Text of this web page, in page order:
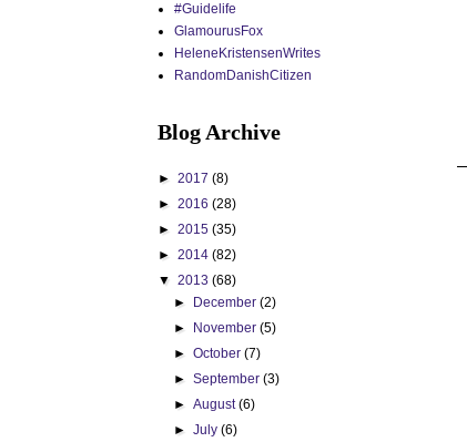
#Guidelife
GlamourusFox
HeleneKristensenWrites
RandomDanishCitizen
Blog Archive
► 2017 (8)
► 2016 (28)
► 2015 (35)
► 2014 (82)
▼ 2013 (68)
►
December(2)
►
November(5)
►October(7)
►September(3)
►August(6)
►July(6)